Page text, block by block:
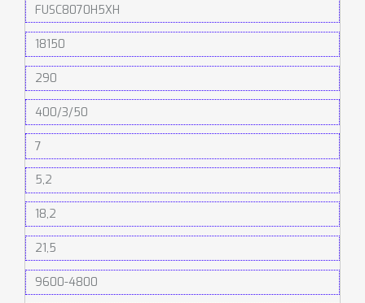
FUSC8070H5XH
18150
290
400/3/50
7
5,2
18,2
21,5
9600-4800